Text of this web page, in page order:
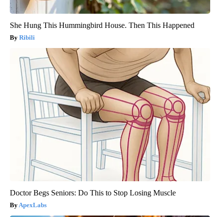
She Hung This Hummingbird House. Then This Happened
Ribili
Doctor Begs Seniors: Do This to Stop Losing Muscle
ApexLabs